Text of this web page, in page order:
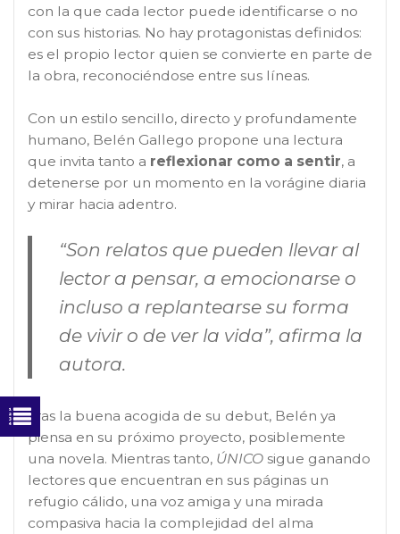
con la que cada lector puede identificarse o no
con sus historias. No hay protagonistas definidos:
es el propio lector quien se convierte en parte de
la obra, reconociéndose entre sus líneas.
Con un estilo sencillo, directo y profundamente
humano, Belén Gallego propone una lectura
que invita tanto a reflexionar como a sentir, a
detenerse por un momento en la vorágine diaria
y mirar hacia adentro.
“Son relatos que pueden llevar al
lector a pensar, a emocionarse o
incluso a replantearse su forma
de vivir o de ver la vida”, afirma la
autora.
Tras la buena acogida de su debut, Belén ya
piensa en su próximo proyecto, posiblemente
una novela. Mientras tanto, ÚNICO sigue ganando
lectores que encuentran en sus páginas un
refugio cálido, una voz amiga y una mirada
compasiva hacia la complejidad del alma